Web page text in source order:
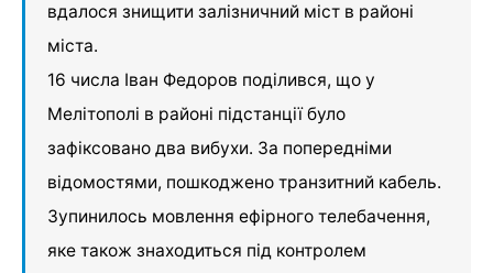
вдалося знищити залізничний міст в районі
міста.
16 числа Іван Федоров поділився, що у
Мелітополі в районі підстанції було
зафіксовано два вибухи. За попередніми
відомостями, пошкоджено транзитний кабель.
Зупинилось мовлення ефірного телебачення,
яке також знаходиться під контролем